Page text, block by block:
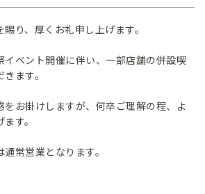
り、厚くお礼申し上げます。
イベント開催に伴い、一部店舗の併設喫
ます。
をお掛けしますが、何卒ご理解の程、よ
す。
常営業となります。